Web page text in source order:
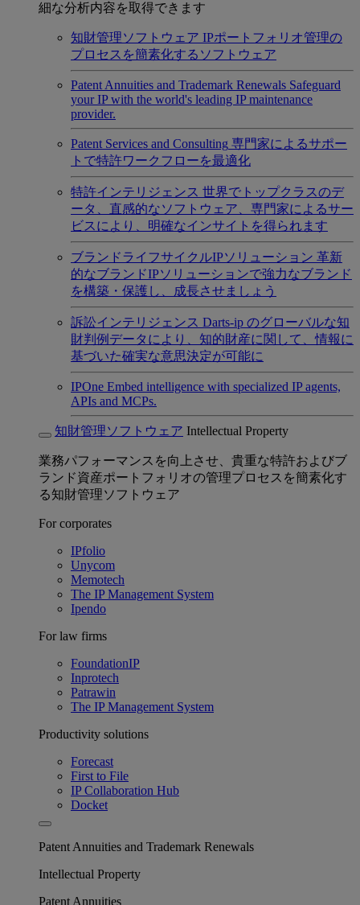
細な分析内容を取得できます
知財管理ソフトウェア IPポートフォリオ管理の
プロセスを簡素化するソフトウェア
Patent Annuities and Trademark Renewals Safeguard
your IP with the world's leading IP maintenance
provider.
Patent Services and Consulting 専門家によるサポー
トで特許ワークフローを最適化
特許インテリジェンス 世界でトップクラスのデ
ータ、直感的なソフトウェア、専門家によるサー
ビスにより、明確なインサイトを得られます
ブランドライフサイクルIPソリューション 革新
的なブランドIPソリューションで強力なブランド
を構築・保護し、成長させましょう
訴訟インテリジェンス Darts-ip のグローバルな知
財判例データにより、知的財産に関して、情報に
基づいた確実な意思決定が可能に
IPOne Embed intelligence with specialized IP agents,
APIs and MCPs.
知財管理ソフトウェア Intellectual Property
業務パフォーマンスを向上させ、貴重な特許およびブ
ランド資産ポートフォリオの管理プロセスを簡素化す
る知財管理ソフトウェア
For corporates
IPfolio
Unycom
Memotech
The IP Management System
Ipendo
For law firms
FoundationIP
Inprotech
Patrawin
The IP Management System
Productivity solutions
Forecast
First to File
IP Collaboration Hub
Docket
Patent Annuities and Trademark Renewals
Intellectual Property
Patent Annuities